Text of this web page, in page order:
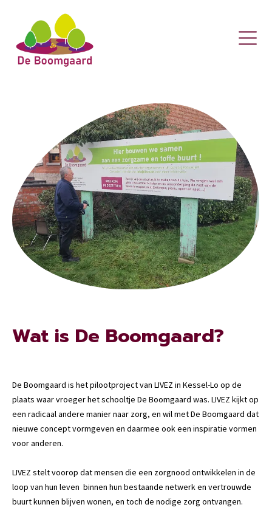
Wat is De Boomgaard?
De Boomgaard is het pilootproject van LIVEZ in Kessel-Lo op de
plaats waar vroeger het schooltje De Boomgaard was. LIVEZ kijkt op
een radicaal andere manier naar zorg, en wil met De Boomgaard dat
nieuwe concept vormgeven en daarmee ook een inspiratie vormen
voor anderen.
LIVEZ stelt voorop dat mensen die een zorgnood ontwikkelen in de
loop van hun leven binnen hun bestaande netwerk en vertrouwde
buurt kunnen blijven wonen, en toch de nodige zorg ontvangen.